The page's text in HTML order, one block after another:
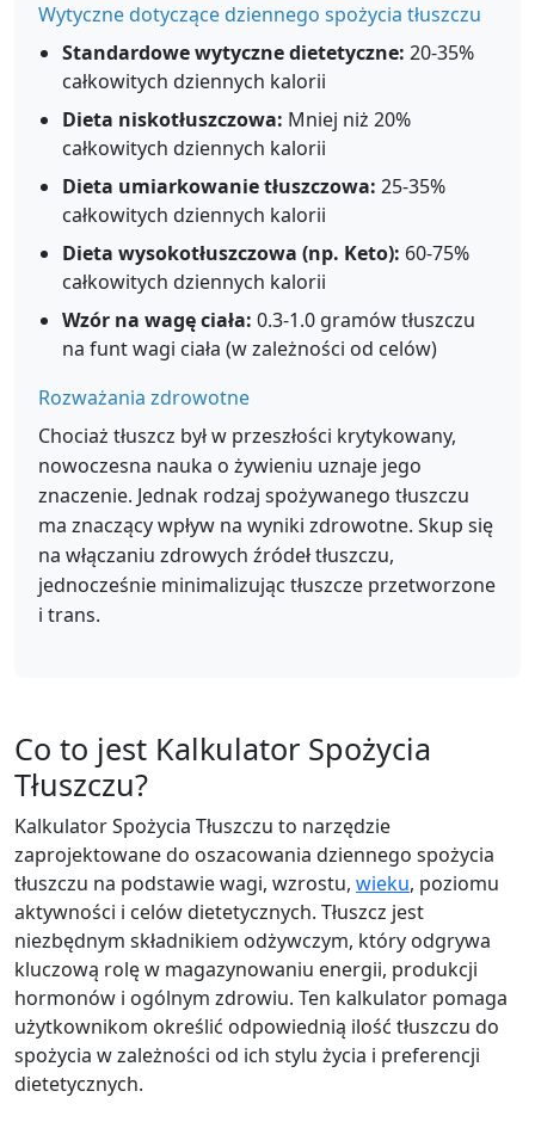
Wytyczne dotyczące dziennego spożycia tłuszczu
Standardowe wytyczne dietetyczne: 20-35%
całkowitych dziennych kalorii
Dieta niskotłuszczowa: Mniej niż 20%
całkowitych dziennych kalorii
Dieta umiarkowanie tłuszczowa: 25-35%
całkowitych dziennych kalorii
Dieta wysokotłuszczowa (np. Keto): 60-75%
całkowitych dziennych kalorii
Wzór na wagę ciała: 0.3-1.0 gramów tłuszczu
na funt wagi ciała (w zależności od celów)
Rozważania zdrowotne
Chociaż tłuszcz był w przeszłości krytykowany,
nowoczesna nauka o żywieniu uznaje jego
znaczenie. Jednak rodzaj spożywanego tłuszczu
ma znaczący wpływ na wyniki zdrowotne. Skup się
na włączaniu zdrowych źródeł tłuszczu,
jednocześnie minimalizując tłuszcze przetworzone
i trans.
Co to jest Kalkulator Spożycia
Tłuszczu?
Kalkulator Spożycia Tłuszczu to narzędzie
zaprojektowane do oszacowania dziennego spożycia
tłuszczu na podstawie wagi, wzrostu, wieku, poziomu
aktywności i celów dietetycznych. Tłuszcz jest
niezbędnym składnikiem odżywczym, który odgrywa
kluczową rolę w magazynowaniu energii, produkcji
hormonów i ogólnym zdrowiu. Ten kalkulator pomaga
użytkownikom określić odpowiednią ilość tłuszczu do
spożycia w zależności od ich stylu życia i preferencji
dietetycznych.